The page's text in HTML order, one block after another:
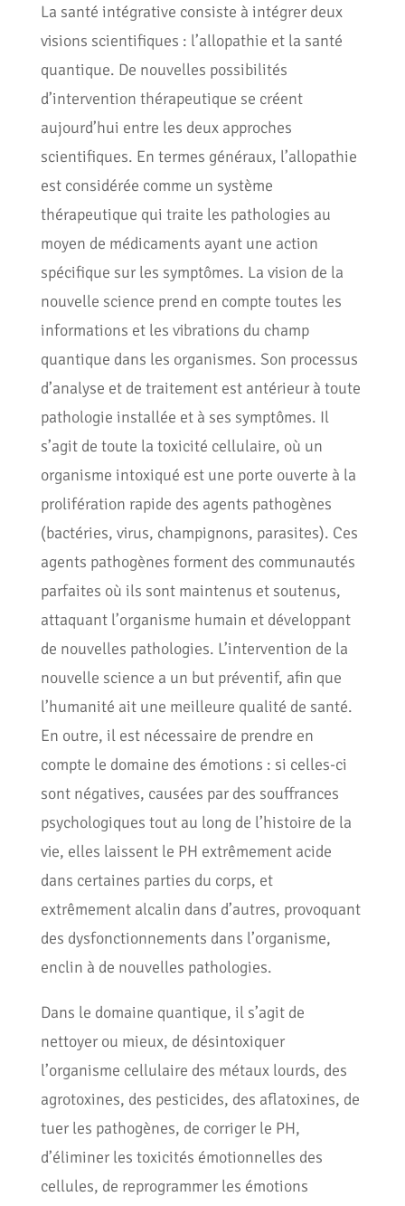
La santé intégrative consiste à intégrer deux
visions scientifiques : l’allopathie et la santé
quantique. De nouvelles possibilités
d’intervention thérapeutique se créent
aujourd’hui entre les deux approches
scientifiques. En termes généraux, l’allopathie
est considérée comme un système
thérapeutique qui traite les pathologies au
moyen de médicaments ayant une action
spécifique sur les symptômes. La vision de la
nouvelle science prend en compte toutes les
informations et les vibrations du champ
quantique dans les organismes. Son processus
d’analyse et de traitement est antérieur à toute
pathologie installée et à ses symptômes. Il
s’agit de toute la toxicité cellulaire, où un
organisme intoxiqué est une porte ouverte à la
prolifération rapide des agents pathogènes
(bactéries, virus, champignons, parasites). Ces
agents pathogènes forment des communautés
parfaites où ils sont maintenus et soutenus,
attaquant l’organisme humain et développant
de nouvelles pathologies. L’intervention de la
nouvelle science a un but préventif, afin que
l’humanité ait une meilleure qualité de santé.
En outre, il est nécessaire de prendre en
compte le domaine des émotions : si celles-ci
sont négatives, causées par des souffrances
psychologiques tout au long de l’histoire de la
vie, elles laissent le PH extrêmement acide
dans certaines parties du corps, et
extrêmement alcalin dans d’autres, provoquant
des dysfonctionnements dans l’organisme,
enclin à de nouvelles pathologies.
Dans le domaine quantique, il s’agit de
nettoyer ou mieux, de désintoxiquer
l’organisme cellulaire des métaux lourds, des
agrotoxines, des pesticides, des aflatoxines, de
tuer les pathogènes, de corriger le PH,
d’éliminer les toxicités émotionnelles des
cellules, de reprogrammer les émotions